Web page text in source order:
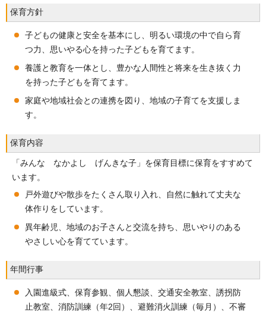
保育方針
子どもの健康と安全を基本にし、明るい環境の中で自ら育
つ力、思いやる心を持った子どもを育てます。
養護と教育を一体とし、豊かな人間性と将来を生き抜く力
を持った子どもを育てます。
家庭や地域社会との連携を図り、地域の子育てを支援しま
す。
保育内容
「みんな なかよし げんきな子」を保育目標に保育をすすめて
います。
戸外遊びや散歩をたくさん取り入れ、自然に触れて丈夫な
体作りをしています。
異年齢児、地域のお子さんと交流を持ち、思いやりのある
やさしい心を育てています。
年間行事
入園進級式、保育参観、個人懇談、交通安全教室、誘拐防
止教室、消防訓練（年2回）、避難消火訓練（毎月）、不審